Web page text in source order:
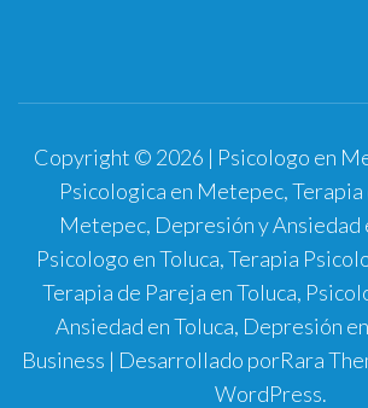
Copyright © 2026 | Psicologo en
Psicologica en Metepec, Terapia
Metepec, Depresión y Ansiedad
Psicologo en Toluca, Terapia
Terapia de Pareja en Toluca,
Ansiedad en Toluca, Depresión
Business | Desarrollado porRara
WordPress.